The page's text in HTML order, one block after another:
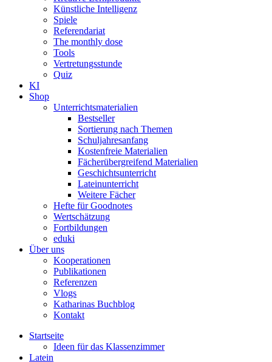
Künstliche Intelligenz
Spiele
Referendariat
The monthly dose
Tools
Vertretungsstunde
Quiz
KI
Shop
Unterrichtsmaterialien
Bestseller
Sortierung nach Themen
Schuljahresanfang
Kostenfreie Materialien
Fächerübergreifend Materialien
Geschichtsunterricht
Lateinunterricht
Weitere Fächer
Hefte für Goodnotes
Wertschätzung
Fortbildungen
eduki
Über uns
Kooperationen
Publikationen
Referenzen
Vlogs
Katharinas Buchblog
Kontakt
Startseite
Ideen für das Klassenzimmer
Latein